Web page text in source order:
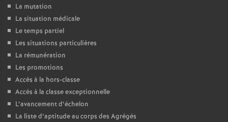
La mutation
La situation médicale
Le temps partiel
Les situations particulières
La rémunération
Les promotions
Accès à la hors-classe
Accès à la classe exceptionnelle
L’avancement d’échelon
La liste d’aptitude au corps des Agrégés